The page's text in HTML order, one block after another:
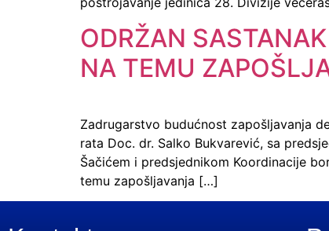
ODRŽAN
NA TEMU
Zadrugarstvo budućnost zapošljavanja
rata Doc. dr. Salko Bukvarević, sa
Šačićem i predsjednikom Koordinacije
temu zapošljavanja […]